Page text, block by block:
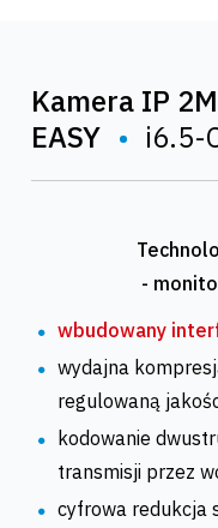
Kamera IP
EASY • i6.5-
-
wbudowany
wydajna
regulowaną
kodowanie
transmisji przez
cyfrowa redukcja